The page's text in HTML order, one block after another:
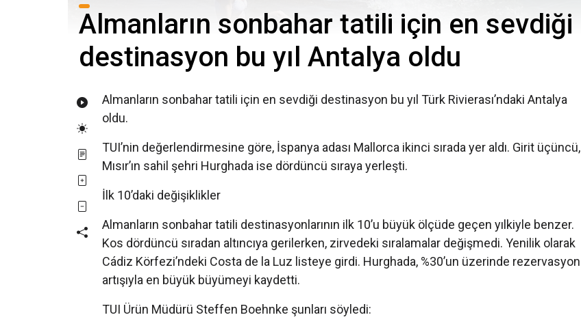
Almanların sonbahar tatili için en sevdiği
destinasyon bu yıl Antalya oldu
Almanların sonbahar tatili için en sevdiği destinasyon bu yıl Türk Rivierası’ndaki Antalya
oldu.
TUI’nin değerlendirmesine göre, İspanya adası Mallorca ikinci sırada yer aldı. Girit üçüncü,
Mısır’ın sahil şehri Hurghada ise dördüncü sıraya yerleşti.
İlk 10’daki değişiklikler
Almanların sonbahar tatili destinasyonlarının ilk 10’u büyük ölçüde geçen yılkiyle benzer.
Kos dördüncü sıradan altıncıya gerilerken, zirvedeki sıralamalar değişmedi. Yenilik olarak
Cádiz Körfezi’ndeki Costa de la Luz listeye girdi. Hurghada, %30’un üzerinde rezervasyon
artışıyla en büyük büyümeyi kaydetti.
TUI Ürün Müdürü Steffen Boehnke şunları söyledi: